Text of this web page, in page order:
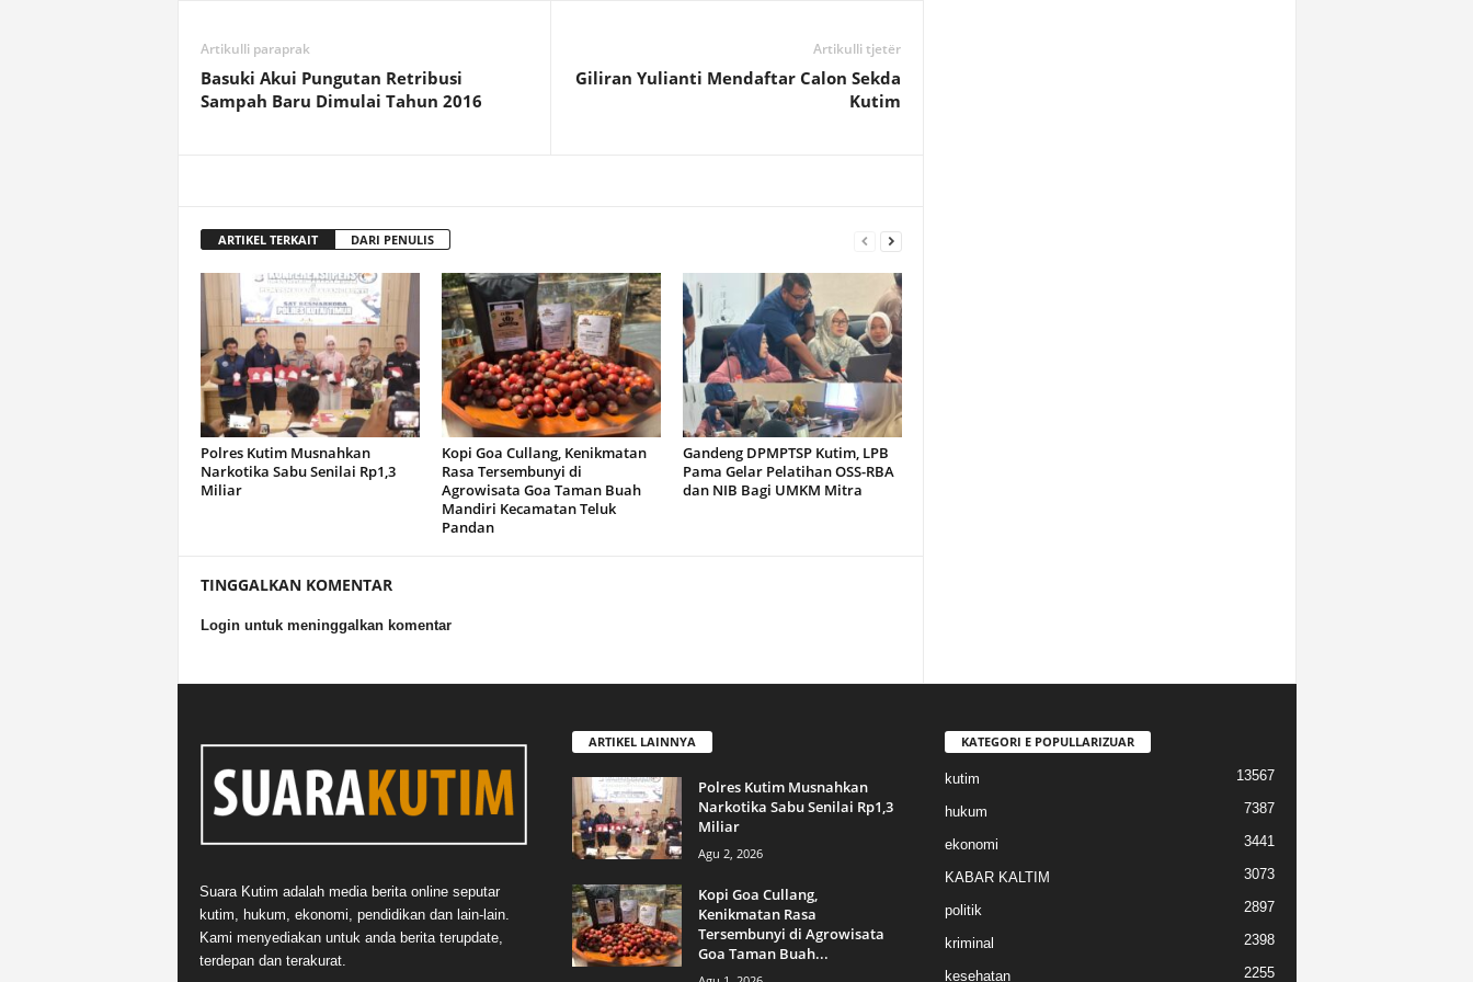
Artikulli paraprak
Basuki Akui Pungutan Retribusi
Sampah Baru Dimulai Tahun 2016
Artikulli tjetër
Giliran Yulianti Mendaftar Calon Sekda
Kutim
ARTIKEL TERKAIT DARI PENULIS
Polres Kutim Musnahkan
Narkotika Sabu Senilai Rp1,3
Miliar
Kopi Goa Cullang, Kenikmatan
Rasa Tersembunyi di
Agrowisata Goa Taman Buah
Mandiri Kecamatan Teluk
Pandan
Gandeng DPMPTSP Kutim, LPB
Pama Gelar Pelatihan OSS-RBA
dan NIB Bagi UMKM Mitra
TINGGALKAN KOMENTAR
Login untuk meninggalkan komentar
Suara Kutim adalah media berita online seputar
kutim, hukum, ekonomi, pendidikan dan lain-lain.
Kami menyediakan untuk anda berita terupdate,
terdepan dan terakurat.
ARTIKEL LAINNYA
Polres Kutim Musnahkan
Narkotika Sabu Senilai Rp1,3
Miliar
Agu 2, 2026
Kopi Goa Cullang,
Kenikmatan Rasa
Tersembunyi di Agrowisata
Goa Taman Buah...
KATEGORI E POPULLARIZUAR
kutim 13567
hukum 7387
ekonomi 3441
KABAR KALTIM 3073
politik 2897
kriminal 2398
kesehatan 2255